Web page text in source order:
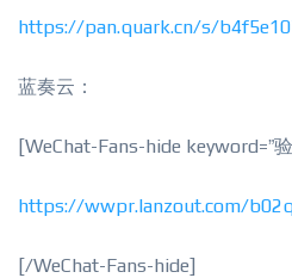
https://pan.quark.cn/s/
蓝奏云：
[WeChat-Fans-hide keyword=”
https://wwpr.lanzout.com/
[/WeChat-Fans-hide]